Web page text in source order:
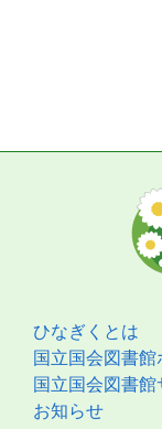
ひなぎくとは
国立国会図書
国立国会図書館
お知らせ